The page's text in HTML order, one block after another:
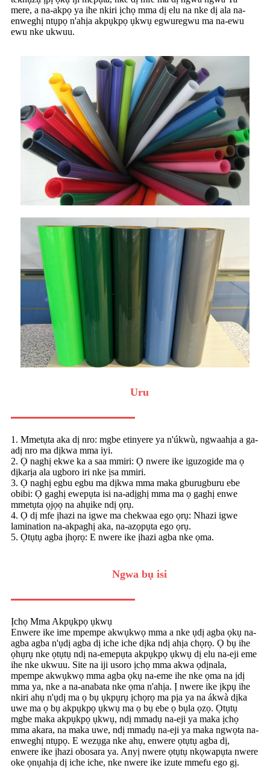
mere, a na-akpọ ya ihe nkiri ịchọ mma dị elu na nke dị ala na-
enweghị ntụpọ n'ahịa akpụkpọ ụkwụ egwuregwu ma na-ewu
ewu nke ukwuu.
Uru
1. Mmetụta aka dị nro: mgbe etinyere ya n'úkwù, ngwaahịa a ga-
adị nro ma dịkwa mma iyi.
2. Ọ naghị ekwe ka a saa mmiri: Ọ nwere ike iguzogide ma ọ
dịkarịa ala ugboro iri nke ịsa mmiri.
3. Ọ naghị egbu egbu ma dịkwa mma maka gburugburu ebe
obibi: Ọ gaghị ewepụta isi na-adịghị mma ma ọ gaghị enwe
mmetụta ọjọọ na ahụike ndị ọrụ.
4. Ọ dị mfe ịhazi na igwe ma chekwaa ego ọrụ: Nhazi igwe
lamination na-akpaghị aka, na-azọpụta ego ọrụ.
5. Ọtụtụ agba ịhọrọ: E nwere ike ịhazi agba nke ọma.
Ngwa bụ isi
Ịchọ Mma Akpụkpọ ụkwụ
Enwere ike ime mpempe akwụkwọ mma a nke ụdị agba ọkụ na-
agba agba n'ụdị agba dị iche iche dịka ndị ahịa chọrọ. Ọ bụ ihe
ọhụrụ nke ọtụtụ ndị na-emepụta akpụkpọ ụkwụ dị elu na-eji eme
ihe nke ukwuu. Site na iji usoro ịchọ mma akwa ọdịnala,
mpempe akwụkwọ mma agba ọkụ na-eme ihe nke ọma na ịdị
mma ya, nke a na-anabata nke ọma n'ahịa. Ị nwere ike ịkpụ ihe
nkiri ahụ n'ụdị ma ọ bụ ụkpụrụ ịchọrọ ma pịa ya na ákwà dịka
uwe ma ọ bụ akpụkpọ ụkwụ ma ọ bụ ebe ọ bụla ọzọ. Ọtụtụ
mgbe maka akpụkpọ ụkwụ, ndị mmadụ na-eji ya maka ịchọ
mma akara, na maka uwe, ndị mmadụ na-eji ya maka ngwọta na-
enweghị ntụpọ. E wezụga nke ahụ, enwere ọtụtụ agba dị,
enwere ike ịhazi obosara ya. Anyị nwere ọtụtụ nkọwapụta nwere
oke ọnụahịa dị iche iche, nke nwere ike izute mmefu ego gị.